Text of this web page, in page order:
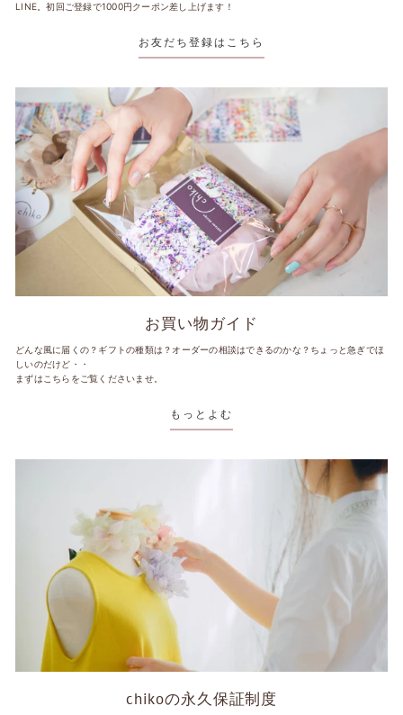
LINE。初回ご登録で1000円クーポン差し上げます！
お友だち登録はこちら
お買い物ガイド
どんな風に届くの？ギフトの種類は？オーダーの相談はできるのかな？ちょっと急ぎでほ
しいのだけど・・
まずはこちらをご覧くださいませ。
もっとよむ
chikoの永久保証制度